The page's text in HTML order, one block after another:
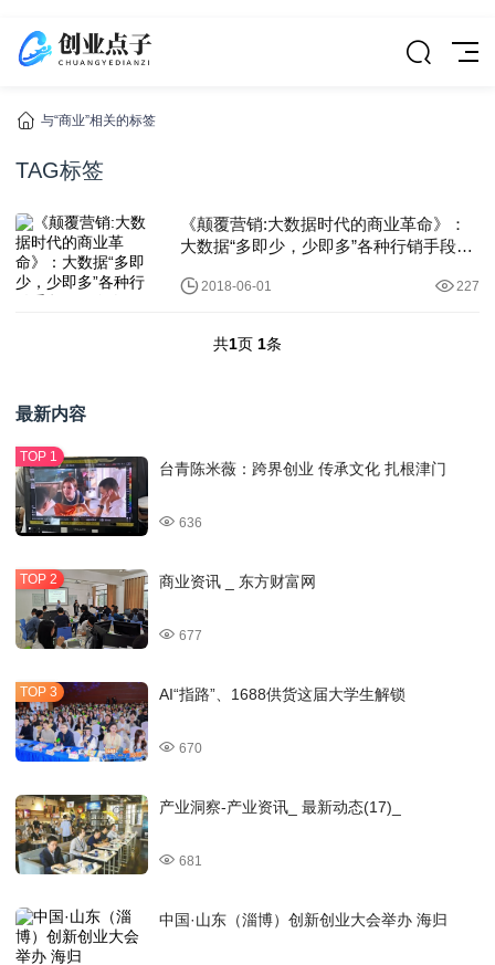
与“商业”相关的标签
TAG标签
《颠覆营销:大数据时代的商业革命》：
大数据“多即少，少即多”各种行销手段早
2018-06-01 227
共1页 1条
最新内容
台青陈米薇：跨界创业 传承文化 扎根津门
636
商业资讯 _ 东方财富网
677
AI“指路”、1688供货这届大学生解锁
670
产业洞察-产业资讯_ 最新动态(17)_
681
中国·山东（淄博）创新创业大会举办 海归